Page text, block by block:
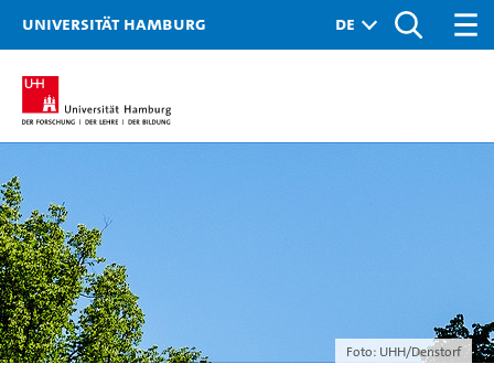
Universität Hamburg
Foto: UHH/Denstorf